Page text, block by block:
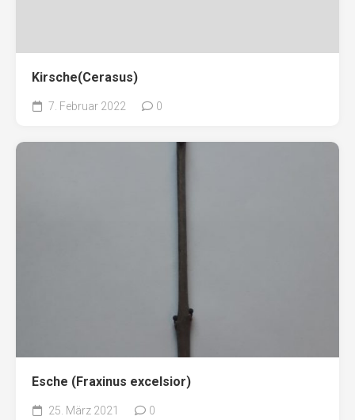
Kirsche(Cerasus)
7. Februar 2022 0
Esche (Fraxinus excelsior)
25. März 2021 0